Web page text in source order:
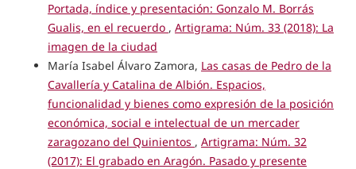
Portada, índice y presentación: Gonzalo M. Borrás
Gualis, en el recuerdo , Artigrama: Núm. 33 (2018): La
imagen de la ciudad
María Isabel Álvaro Zamora, Las casas de Pedro de la
Cavallería y Catalina de Albión. Espacios,
funcionalidad y bienes como expresión de la posición
económica, social e intelectual de un mercader
zaragozano del Quinientos , Artigrama: Núm. 32
(2017): El grabado en Aragón. Pasado y presente